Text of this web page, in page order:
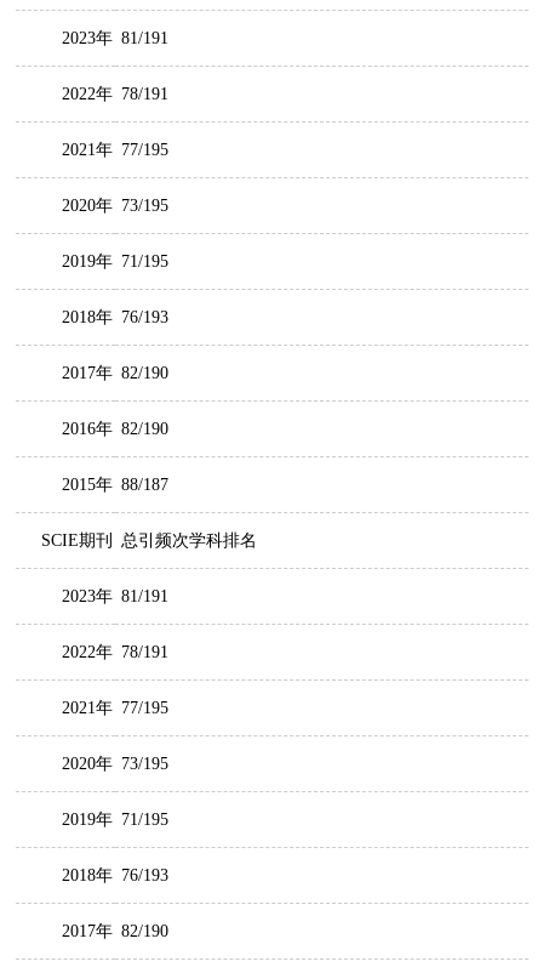
2023年 81/191
2022年 78/191
2021年 77/195
2020年 73/195
2019年 71/195
2018年 76/193
2017年 82/190
2016年 82/190
2015年 88/187
SCIE期刊 总引频次学科排名
2023年 81/191
2022年 78/191
2021年 77/195
2020年 73/195
2019年 71/195
2018年 76/193
2017年 82/190